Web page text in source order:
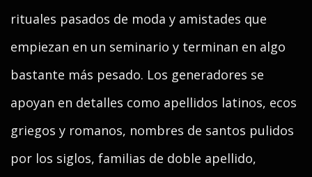
rituales pasados de moda y amistades que
empiezan en un seminario y terminan en algo
bastante más pesado. Los generadores se
apoyan en detalles como apellidos latinos, ecos
griegos y romanos, nombres de santos pulidos
por los siglos, familias de doble apellido,